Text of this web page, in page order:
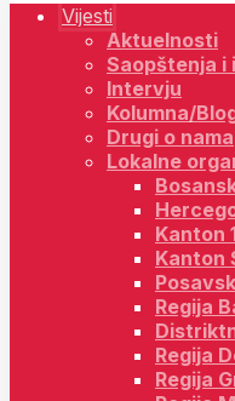
Vijesti
Aktuelnosti
Saopštenja i
Intervju
Kolumna/
Drugi o nama
Lokalne
Kanton
Kanton
Regija
Regija
Regija